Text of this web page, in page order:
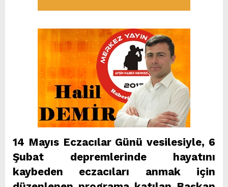
14 Mayıs Eczacılar Günü vesilesiyle, 6
Şubat depremlerinde hayatını
kaybeden eczacıları anmak için